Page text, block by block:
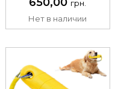
защита глаз
грн.
Нет в наличии